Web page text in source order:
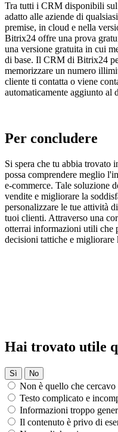
Tra tutti i CRM disponibili sul
adatto alle aziende di
premise, in cloud e nella
Bitrix24 offre una prova
una versione gratuita in cui
di base. Il CRM di Bitrix24
memorizzare un numero
cliente ti contatta o viene
automaticamente aggiunto al
Per concludere
Si spera che tu abbia trovato
possa comprendere meglio
e-commerce. Tale soluzione
vendite e migliorare la
personalizzare le tue attività
tuoi clienti. Attraverso una
otterrai informazioni utili che
decisioni tattiche e migliorare
Hai trovato utile
Sì No
Non è quello che cercavo
Testo complicato e
Informazioni troppo
Il contenuto è privo di